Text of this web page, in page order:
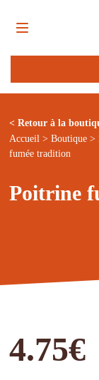
< Retour à la
Accueil > Boutique >
fumée tradition
Poitrine
4.75€